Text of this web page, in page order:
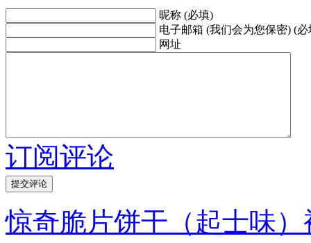
昵称 (必填)
电子邮箱 (我们会为您保密) (必
网址
订阅评论
惊奇脆片饼干（起士味